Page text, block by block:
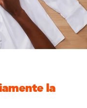
la